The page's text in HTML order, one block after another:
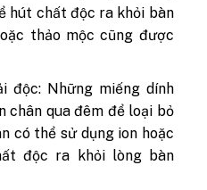
hút chất độc ra khỏi bàn
thảo mộc cũng được
độc: Những miếng dính
chân qua đêm để loại bỏ
có thể sử dụng ion hoặc
độc ra khỏi lòng bàn